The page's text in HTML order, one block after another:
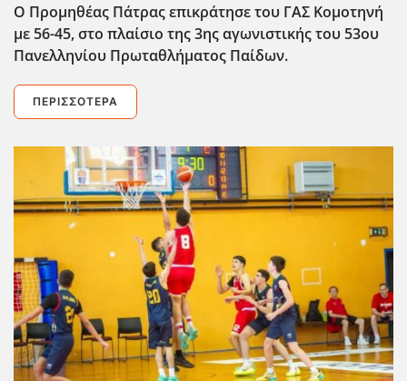
Ο Προμηθέας Πάτρας επικράτησε του ΓΑΣ Κομοτηνή
με 56-45, στο πλαίσιο της 3ης αγωνιστικής του 53ου
Πανελληνίου Πρωταθλήματος Παίδων.
ΠΕΡΙΣΣΌΤΕΡΑ